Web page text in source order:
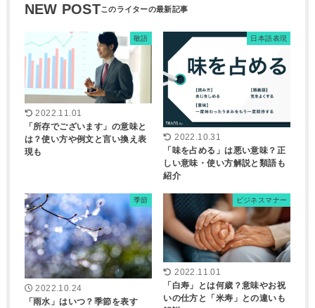
NEW POST
敬語
2022.11.01
「所存でございます」の意味と
は？使い方や例文と言い換え表
現も
日本語表現
2022.10.31
「味を占める」は悪い意味？正
しい意味・使い方解説と類語も
紹介
季節
2022.10.24
「雨水」はいつ？季節を表す
ビジネスマナー
2022.11.01
「白寿」とは何歳？意味やお祝
いの仕方と「米寿」との違いも